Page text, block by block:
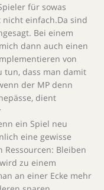
für sowas
einfach.Da sind
Bei einem
dann auch einen
von
tun, dass man damit
der MP denn
dient
ein Spiel neu
eine gewisse
Bleiben
zu einem
an einer Ecke mehr